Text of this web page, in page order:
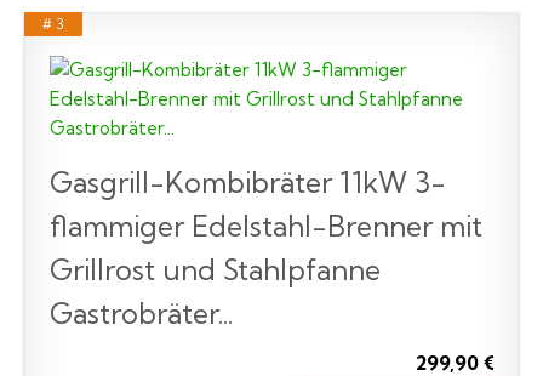
# 3
Gasgrill-Kombibräter 11kW 3-
flammiger Edelstahl-Brenner mit
Grillrost und Stahlpfanne
Gastrobräter...
299,90 €